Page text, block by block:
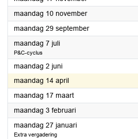
maandag 10 november2025
maandag 29 september2025
maandag 7 juli2025
P&C-cyclus
maandag 2 juni2025
maandag 14 april2025
maandag 17 maart2025
maandag 3 februari2025
maandag 27 januari2025
Extra vergadering